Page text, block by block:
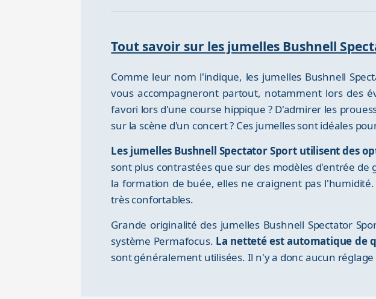
Tout savoir sur les jumelles Bushnell
Comme leur nom l'indique, les jumelles Bushnell
vous accompagneront partout, notamment lors des
favori lors d'une course hippique ? D'admirer les
sur la scène d'un concert ? Ces jumelles sont idéales
Les jumelles Bushnell Spectator Sport utilisent des
sont plus contrastées que sur des modèles d'entrée
la formation de buée, elles ne craignent pas
très confortables.
Grande originalité des jumelles Bushnell Spectator
système Permafocus. La netteté est automatique de
sont généralement utilisées. Il n'y a donc aucun